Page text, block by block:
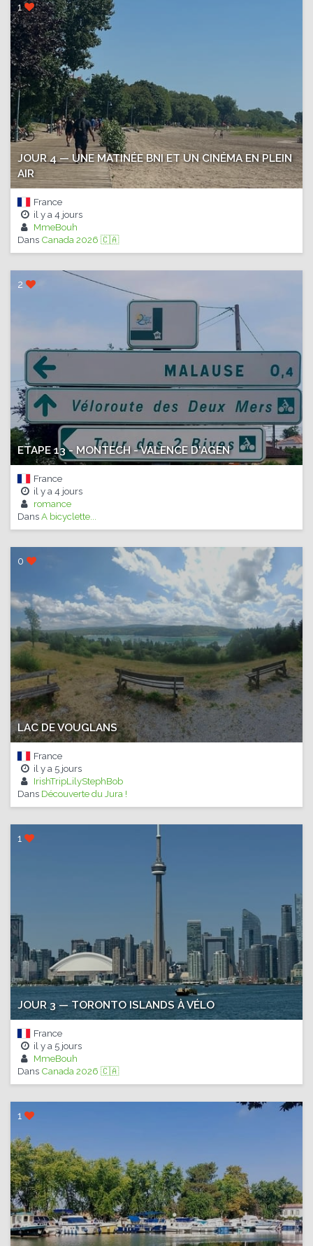
1
JOUR 4 — UNE MATINÉE BNI ET UN CINÉMA EN PLEIN
AIR
France
il y a 4 jours
MmeBouh
Dans Canada 2026 🇨🇦
2
ETAPE 13 - MONTECH - VALENCE D'AGEN
France
il y a 4 jours
romance
DansA bicyclette...
0
LAC DE VOUGLANS
France
il y a 5 jours
IrishTripLilyStephBob
Dans Découverte du Jura !
1
JOUR 3 — TORONTO ISLANDS À VÉLO
France
il y a 5 jours
MmeBouh
Dans Canada 2026 🇨🇦
1